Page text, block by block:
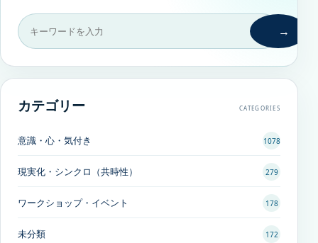
→
カテゴリー CATEGORIES
意識・心・気付き 1078
現実化・シンクロ（共時性） 279
ワークショップ・イベント 178
未分類 172